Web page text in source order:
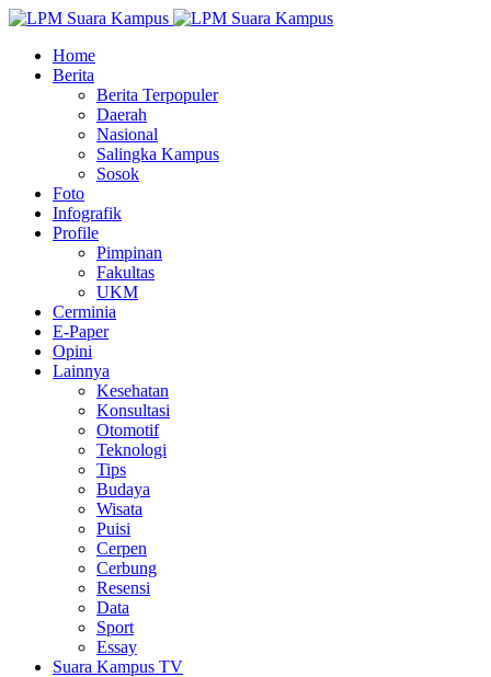
Home
Berita
Berita Terpopuler
Daerah
Nasional
Salingka Kampus
Sosok
Foto
Infografik
Profile
Pimpinan
Fakultas
UKM
Cerminia
E-Paper
Opini
Lainnya
Kesehatan
Konsultasi
Otomotif
Teknologi
Tips
Budaya
Wisata
Puisi
Cerpen
Cerbung
Resensi
Data
Sport
Essay
Suara Kampus TV